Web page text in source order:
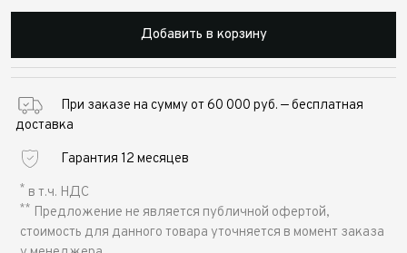
Добавить в корзину
При заказе на сумму от 60 000 руб. — бесплатная
доставка
Гарантия 12 месяцев
* в т.ч. НДС
** Предложение не является публичной офертой,
стоимость для данного товара уточняется в момент заказа